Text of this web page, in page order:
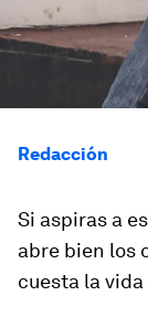
Redacción
Si aspiras a
abre bien los
cuesta la